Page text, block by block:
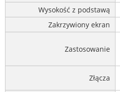
Wysokość z podstawą
Zakrzywiony ekran
Zastosowanie
Złącza